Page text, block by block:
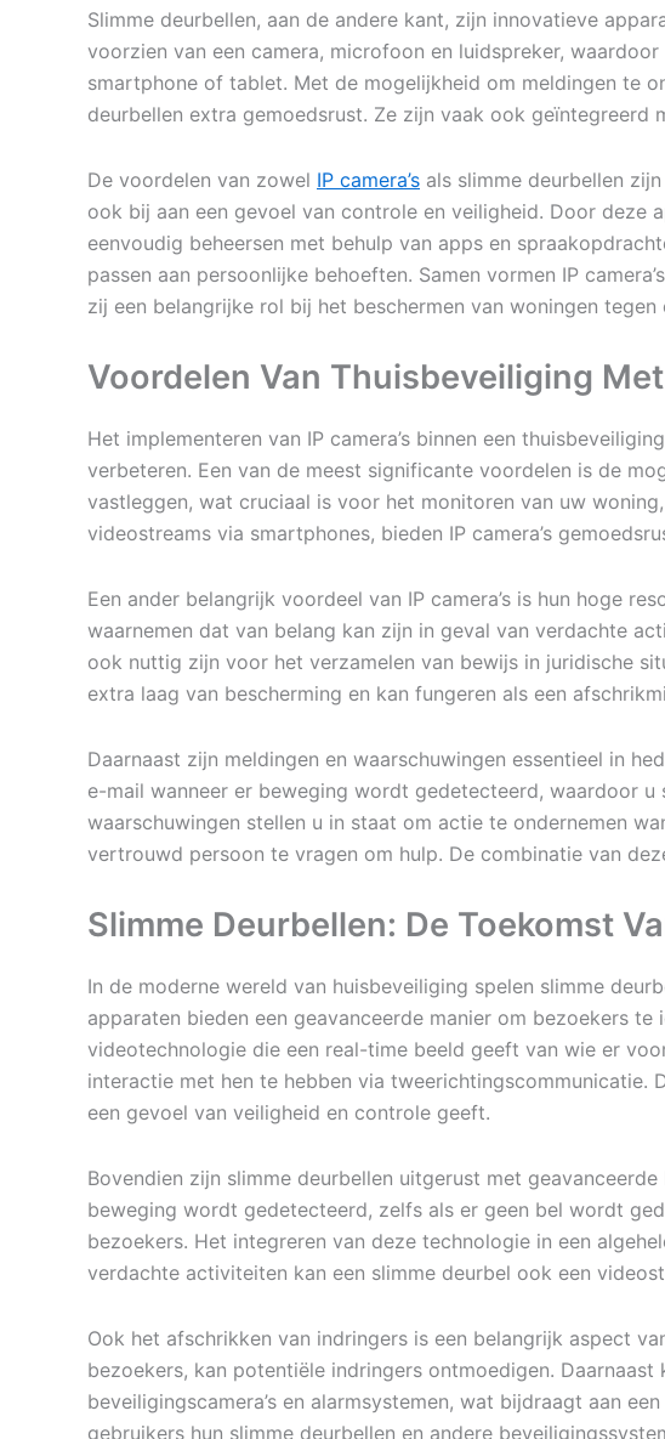
Slimme deurbellen, aan de andere kant, zijn innovatieve
voorzien van een camera, microfoon en luidspreker,
smartphone of tablet. Met de mogelijkheid om meldingen te
deurbellen extra gemoedsrust. Ze zijn vaak ook
De voordelen van zowel IP camera’s als slimme deurbellen
ook bij aan een gevoel van controle en veiligheid. Door deze
eenvoudig beheersen met behulp van apps en
passen aan persoonlijke behoeften. Samen vormen IP
zij een belangrijke rol bij het beschermen van woningen tegen
Voordelen Van Thuisbeveiliging Met
Het implementeren van IP camera’s binnen een
verbeteren. Een van de meest significante voordelen is de
vastleggen, wat cruciaal is voor het monitoren van uw
videostreams via smartphones, bieden IP camera’s
Een ander belangrijk voordeel van IP camera’s is hun hoge
waarnemen dat van belang kan zijn in geval van verdachte
ook nuttig zijn voor het verzamelen van bewijs in juridische
extra laag van bescherming en kan fungeren als een
Daarnaast zijn meldingen en waarschuwingen essentieel in
e-mail wanneer er beweging wordt gedetecteerd, waardoor
waarschuwingen stellen u in staat om actie te ondernemen
vertrouwd persoon te vragen om hulp. De combinatie van
Slimme Deurbellen: De Toekomst
In de moderne wereld van huisbeveiliging spelen slimme
apparaten bieden een geavanceerde manier om bezoekers
videotechnologie die een real-time beeld geeft van wie er
interactie met hen te hebben via tweerichtingscommunicatie.
een gevoel van veiligheid en controle geeft.
Bovendien zijn slimme deurbellen uitgerust met
beweging wordt gedetecteerd, zelfs als er geen bel wordt
bezoekers. Het integreren van deze technologie in een
verdachte activiteiten kan een slimme deurbel ook een
Ook het afschrikken van indringers is een belangrijk aspect
bezoekers, kan potentiële indringers ontmoedigen.
beveiligingscamera’s en alarmsystemen, wat bijdraagt aan
gebruikers hun slimme deurbellen en andere